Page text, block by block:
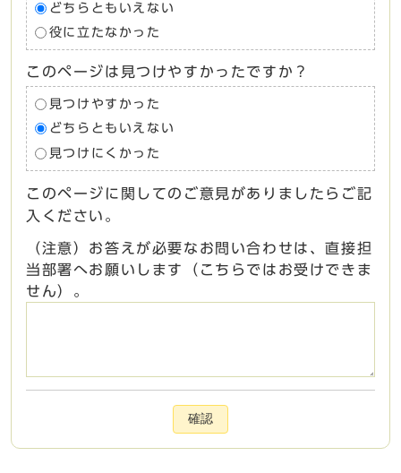
どちらともいえない
役に立たなかった
このページは見つけやすかったですか？
見つけやすかった
どちらともいえない
見つけにくかった
このページに関してのご意見がありましたらご記
入ください。
（注意）お答えが必要なお問い合わせは、直接担
当部署へお願いします（こちらではお受けできま
せん）。
確認